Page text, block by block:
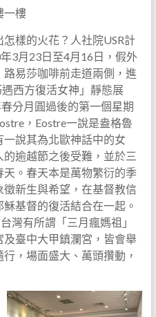
一樓
樣的火花？人社院USR計
3月23日至4月16日，假外
易莎咖啡前走道兩側，進
西方復活女神」靜態展
分月圓過後的第一個星期
，Eostre一說是盎格魯
說其為北歐神話中的女
逾越節之後受難，並於三
。春天本是萬物繁衍的季
新生與希望，在基督教信
基督的復活結合在一起。
灣有所謂「三月瘋媽祖」
臺中大甲鎮瀾宮，皆會舉
，場面盛大、萬頭攢動，